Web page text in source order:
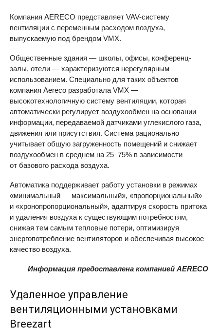
Компания AERECO представляет VAV-систему
вентиляции с переменным расходом воздуха,
выпускаемую под брендом VMX.
Общественные здания — школы, офисы, конференц-
залы, отели — характеризуются нерегулярным
использованием. Специально для таких объектов
компания Aereco разработала VMX —
высокотехнологичную систему вентиляции, которая
автоматически регулирует воздухообмен на основании
информации, передаваемой датчиками углекислого газа,
движения или присутствия. Система рационально
учитывает общую загруженность помещений и снижает
воздухообмен в среднем на 25–75% в зависимости
от базового расхода воздуха.
Автоматика поддерживает работу установки в режимах
«минимальный — максимальный», «пропорциональный»
и «хронопропорциональный», адаптируя скорость притока
и удаления воздуха к существующим потребностям,
снижая тем самым тепловые потери, оптимизируя
энергопотребление вентиляторов и обеспечивая высокое
качество воздуха.
Информация предоставлена компанией AERECO
Удаленное управление
вентиляционными установками
Breezart